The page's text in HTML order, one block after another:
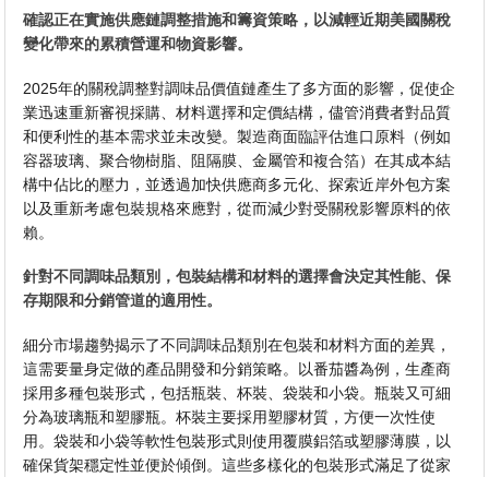
確認正在實施供應鏈調整措施和籌資策略，以減輕近期美國關稅
變化帶來的累積營運和物資影響。
2025年的關稅調整對調味品價值鏈產生了多方面的影響，促使企
業迅速重新審視採購、材料選擇和定價結構，儘管消費者對品質
和便利性的基本需求並未改變。製造商面臨評估進口原料（例如
容器玻璃、聚合物樹脂、阻隔膜、金屬管和複合箔）在其成本結
構中佔比的壓力，並透過加快供應商多元化、探索近岸外包方案
以及重新考慮包裝規格來應對，從而減少對受關稅影響原料的依
賴。
針對不同調味品類別，包裝結構和材料的選擇會決定其性能、保
存期限和分銷管道的適用性。
細分市場趨勢揭示了不同調味品類別在包裝和材料方面的差異，
這需要量身定做的產品開發和分銷策略。以番茄醬為例，生產商
採用多種包裝形式，包括瓶裝、杯裝、袋裝和小袋。瓶裝又可細
分為玻璃瓶和塑膠瓶。杯裝主要採用塑膠材質，方便一次性使
用。袋裝和小袋等軟性包裝形式則使用覆膜鋁箔或塑膠薄膜，以
確保貨架穩定性並便於傾倒。這些多樣化的包裝形式滿足了從家